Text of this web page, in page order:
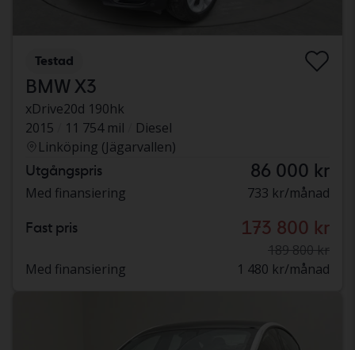
Testad
BMW X3
xDrive20d 190hk
2015
11 754 mil
Diesel
Linköping (Jägarvallen)
Utgångspris 86 000 kr
Med finansiering 733 kr/månad
Fast pris 173 800 kr
189 800 kr
Med finansiering
1 480 kr/månad